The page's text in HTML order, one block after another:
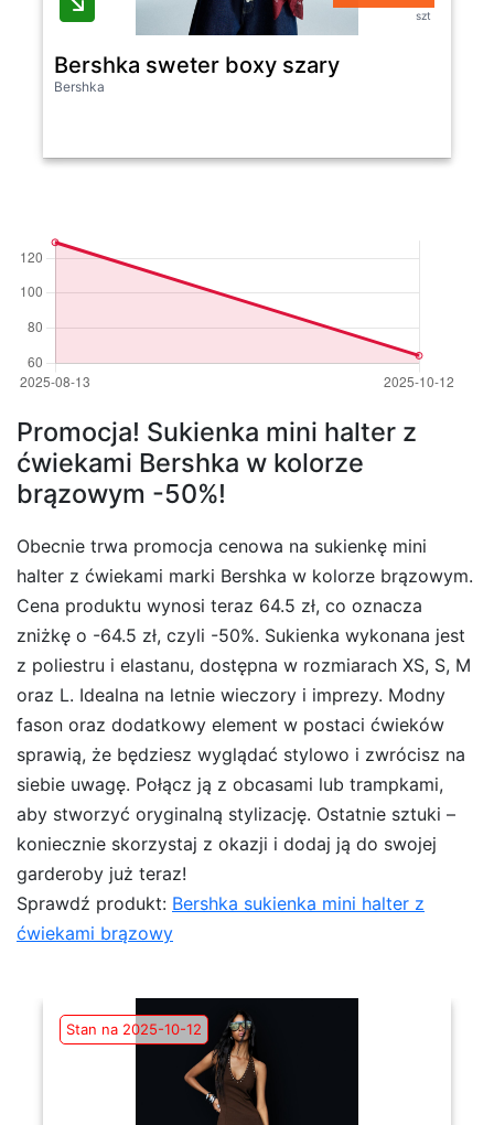
szt
Bershka sweter boxy szary
Bershka
Promocja! Sukienka mini halter z
ćwiekami Bershka w kolorze
brązowym -50%!
Obecnie trwa promocja cenowa na sukienkę mini
halter z ćwiekami marki Bershka w kolorze brązowym.
Cena produktu wynosi teraz 64.5 zł, co oznacza
zniżkę o -64.5 zł, czyli -50%. Sukienka wykonana jest
z poliestru i elastanu, dostępna w rozmiarach XS, S, M
oraz L. Idealna na letnie wieczory i imprezy. Modny
fason oraz dodatkowy element w postaci ćwieków
sprawią, że będziesz wyglądać stylowo i zwrócisz na
siebie uwagę. Połącz ją z obcasami lub trampkami,
aby stworzyć oryginalną stylizację. Ostatnie sztuki –
koniecznie skorzystaj z okazji i dodaj ją do swojej
garderoby już teraz!
Sprawdź produkt: Bershka sukienka mini halter z
ćwiekami brązowy
Stan na 2025-10-12